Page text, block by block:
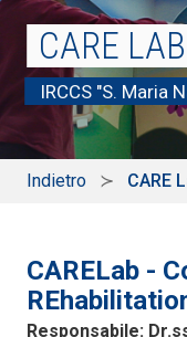
CARE LAB
IRCCS "S. Maria
Indietro CARE
CARELab -
Responsabile: